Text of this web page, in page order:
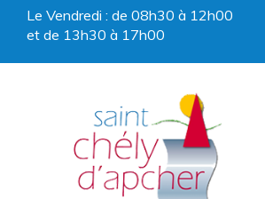
Le Vendredi : de 08h30 à 12h00
et de 13h30 à 17h00